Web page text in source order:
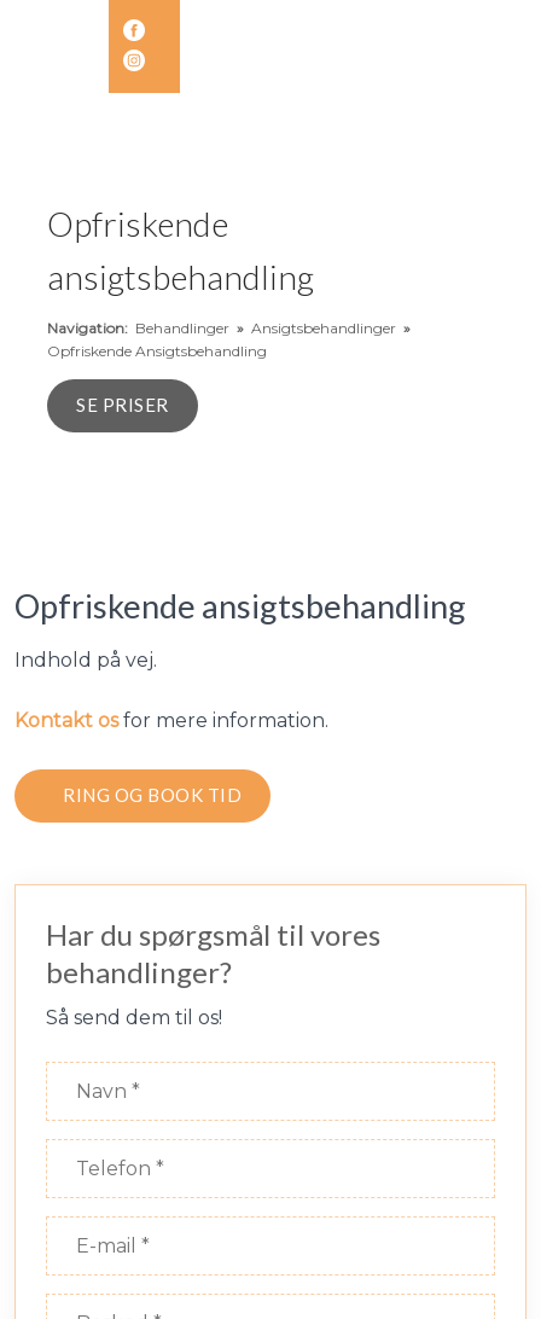
Opfriskende
ansigtsbehandling​
Navigation: Behandlinger »Ansigtsbehandlinger »
Opfriskende Ansigtsbehandling
SE PRISER​
Opfriskende ansigtsbehandling​
Indhold på vej.
Kontakt osfor mere information.​
RING OG BOOK TID
Har du spørgsmål til vores
behandlinger?
Så send dem til os!